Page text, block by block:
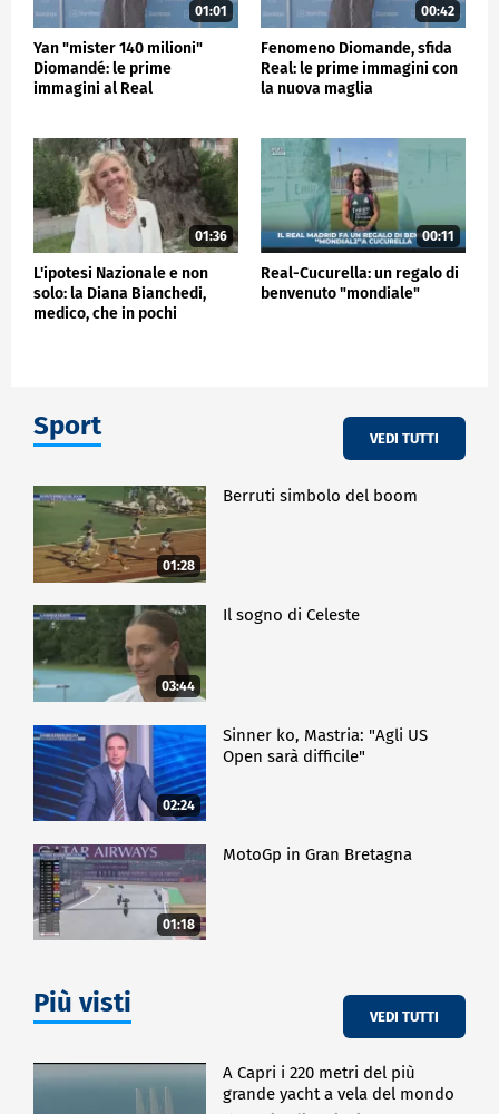
01:01
Yan "mister 140 milioni"
Diomandé: le prime
immagini al Real
00:42
Fenomeno Diomande, sfida
Real: le prime immagini con
la nuova maglia
01:36
L'ipotesi Nazionale e non
solo: la Diana Bianchedi,
medico, che in pochi
00:11
Real-Cucurella: un regalo di
benvenuto "mondiale"
Sport VEDI TUTTI
01:28
Berruti simbolo del boom
03:44
Il sogno di Celeste
02:24
Sinner ko, Mastria: "Agli US
Open sarà difficile"
01:18
MotoGp in Gran Bretagna
Più visti VEDI TUTTI
A Capri i 220 metri del più
grande yacht a vela del mondo